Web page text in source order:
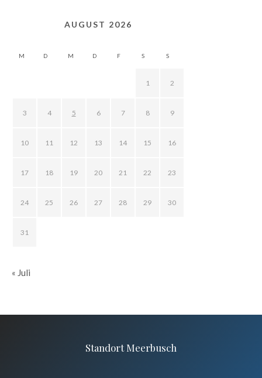
AUGUST 2026
M D M D F S S
1 2
3 4 5 6 7 8 9
10 11 12 13 14 15 16
17 18 19 20 21 22 23
24 25 26 27 28 29 30
31
« Juli
Standort Meerbusch